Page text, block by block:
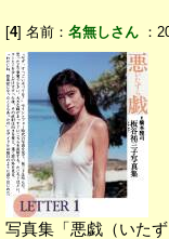
[4] 名前： 名無しさん ：
写真集「悪戯（いた